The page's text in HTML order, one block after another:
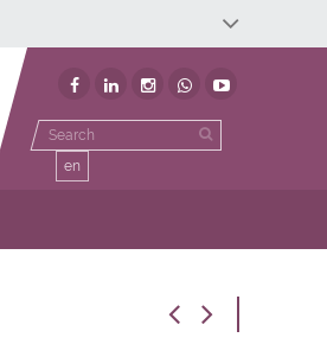
économique
territorial
en